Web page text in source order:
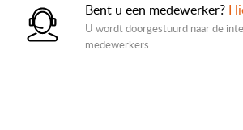
Bent u een medewerker?
U wordt doorgestuurd naar de
medewerkers.